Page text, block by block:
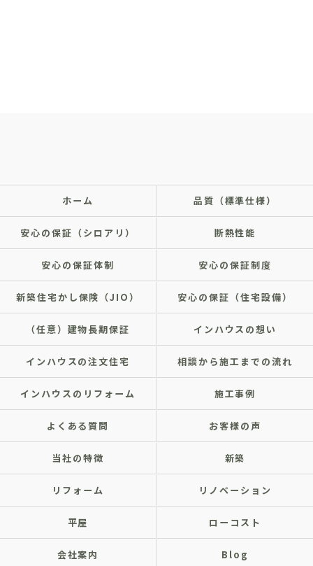
ホーム 品質（標準仕様）
安心の保証（シロアリ） 断熱性能
安心の保証体制 安心の保証制度
新築住宅かし保険（JIO） 安心の保証（住宅設備）
（任意）建物長期保証 インハウスの想い
インハウスの注文住宅 相談から施工までの流れ
インハウスのリフォーム 施工事例
よくある質問 お客様の声
当社の特徴 新築
リフォーム リノベーション
平屋 ローコスト
会社案内 Blog